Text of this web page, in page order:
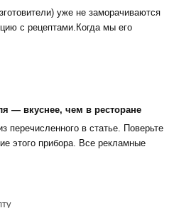
уже не заморачиваются
с рецептами.Когда мы его
— вкуснее, чем в ресторане
перечисленного в статье. Поверьте
этого прибора. Все рекламные